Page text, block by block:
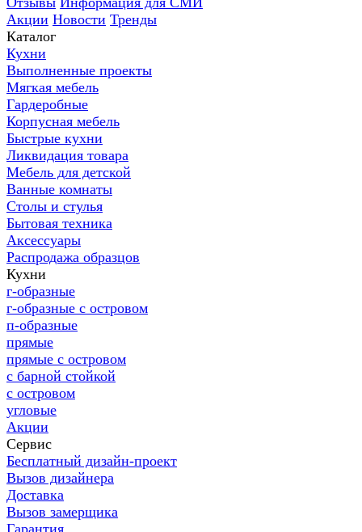
Акции Новости Тренды
Каталог
Кухни
Выполненные проекты
Мягкая мебель
Гардеробные
Корпусная мебель
Быстрые кухни
Ликвидация товара
Мебель для детской
Ванные комнаты
Столы и стулья
Бытовая техника
Аксессуары
Распродажа образцов
Кухни
г-образные
г-образные с островом
п-образные
прямые
прямые с островом
с барной стойкой
с островом
угловые
Акции
Сервис
Бесплатный дизайн-проект
Вызов дизайнера
Доставка
Вызов замерщика
Гарантия